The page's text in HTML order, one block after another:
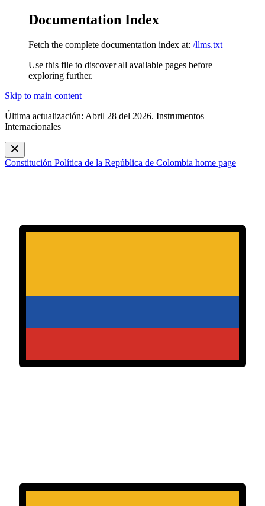
Documentation Index
Fetch the complete documentation index at: /llms.txt
Use this file to discover all available pages before
exploring further.
Skip to main content
Última actualización: Abril 28 del 2026. Instrumentos
Internacionales
Constitución Política de la República de Colombia home page